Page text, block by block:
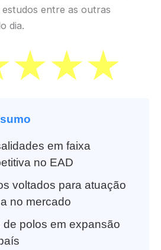
entre as outras
dia.
em faixa
no EAD
voltados para atuação
no mercado
de polos em expansão